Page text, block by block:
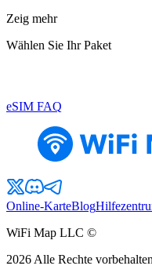
Zeig mehr
Wählen Sie Ihr Paket
eSIM FAQ
Online-KarteBlog
WiFi Map LLC ©
2026 Alle Rechte vorbehalten